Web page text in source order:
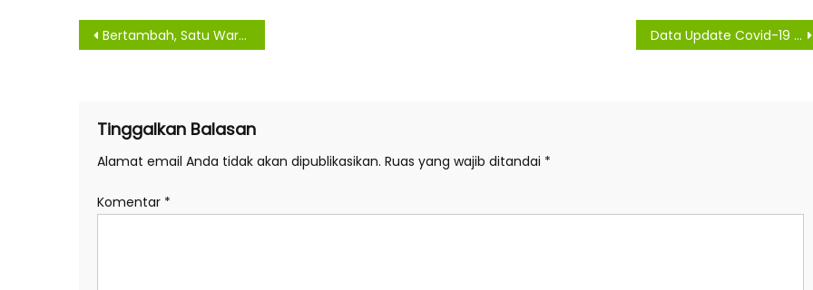
Navigasi
Bertambah, Satu Warga Asahan Kembali Konfirmasi Virus Covid -19 Data Update Covid-19 Di Asahan, Lima Warga Asahan Konfirmasi Virus Covid -19
Tinggalkan Balasan
Alamat email Anda tidak akan dipublikasikan. Ruas yang wajib ditandai *
Komentar *